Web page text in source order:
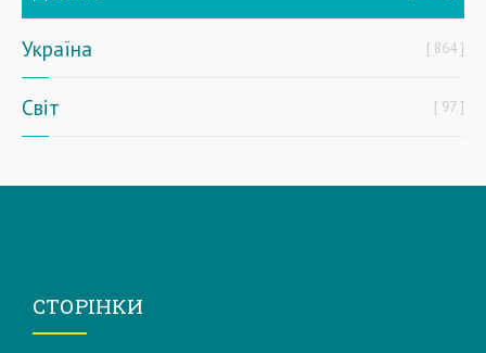
Україна 864
Світ 97
СТОРІНКИ